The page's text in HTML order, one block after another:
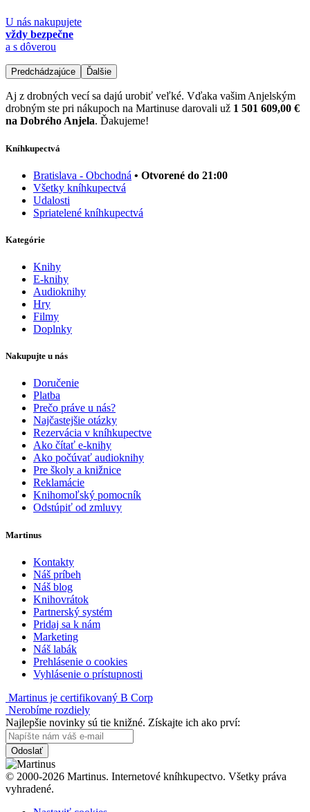
U nás nakupujete
vždy bezpečne
a s dôverou
Predchádzajúce Ďalšie
Aj z drobných vecí sa dajú urobiť veľké. Vďaka vašim Anjelským
drobným ste pri nákupoch na Martinuse darovali už 1 501 609,00 €
na Dobrého Anjela. Ďakujeme!
Kníhkupectvá
Bratislava - Obchodná • Otvorené do 21:00
Všetky kníhkupectvá
Udalosti
Spriatelené kníhkupectvá
Kategórie
Knihy
E-knihy
Audioknihy
Hry
Filmy
Doplnky
Nakupujte u nás
Doručenie
Platba
Prečo práve u nás?
Najčastejšie otázky
Rezervácia v kníhkupectve
Ako čítať e-knihy
Ako počúvať audioknihy
Pre školy a knižnice
Reklamácie
Knihomoľský pomocník
Odstúpiť od zmluvy
Martinus
Kontakty
Náš príbeh
Náš blog
Knihovrátok
Partnerský systém
Pridaj sa k nám
Marketing
Náš labák
Prehlásenie o cookies
Vyhlásenie o prístupnosti
Martinus je certifikovaný B Corp
Nerobíme rozdiely
Najlepšie novinky sú tie knižné. Získajte ich ako prví:
Odoslať
© 2000-2026 Martinus. Internetové kníhkupectvo. Všetky práva
vyhradené.